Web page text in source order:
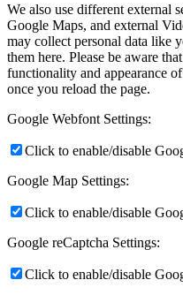
We also use different external
Google Maps, and external
may collect personal data like
them here. Please be aware
functionality and appearance
once you reload the page.
Google Webfont Settings:
Click to enable/disable
Google Map Settings:
Click to enable/disable
Google reCaptcha Settings:
Click to enable/disable